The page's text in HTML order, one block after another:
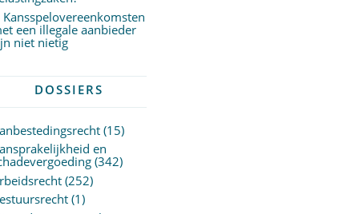
Kansspelovereenkomsten
een illegale aanbieder
niet nietig
DOSSIERS
(15)
en
(342)
(252)
(1)